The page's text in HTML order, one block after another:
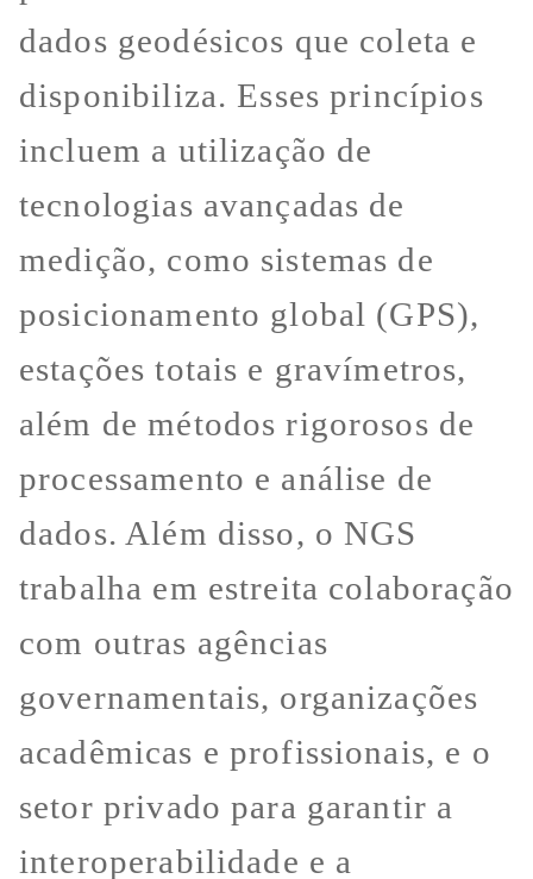
dados geodésicos que coleta e
disponibiliza. Esses princípios
incluem a utilização de
tecnologias avançadas de
medição, como sistemas de
posicionamento global (GPS),
estações totais e gravímetros,
além de métodos rigorosos de
processamento e análise de
dados. Além disso, o NGS
trabalha em estreita colaboração
com outras agências
governamentais, organizações
acadêmicas e profissionais, e o
setor privado para garantir a
interoperabilidade e a